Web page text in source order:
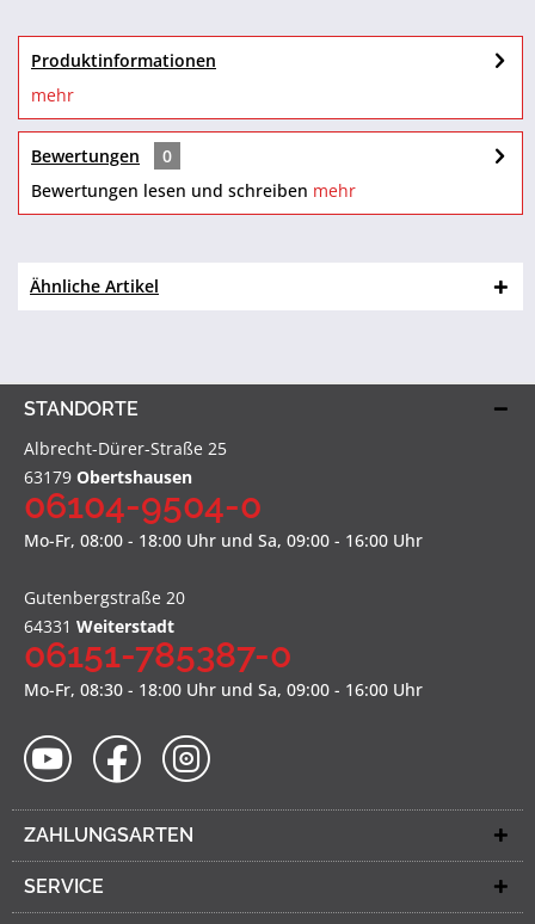
Produktinformationen
mehr
Bewertungen
0
Bewertungen lesen und schreiben mehr
Ähnliche Artikel
STANDORTE
Albrecht-Dürer-Straße 25
63179 Obertshausen
06104-9504-0
Mo-Fr, 08:00 - 18:00 Uhr und Sa, 09:00 - 16:00 Uhr
Gutenbergstraße 20
64331 Weiterstadt
06151-785387-0
Mo-Fr, 08:30 - 18:00 Uhr und Sa, 09:00 - 16:00 Uhr
ZAHLUNGSARTEN
SERVICE